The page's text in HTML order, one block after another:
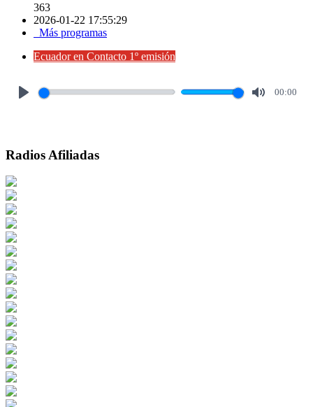
363
2026-01-22 17:55:29
Más programas
Ecuador en Contacto 1º emisión
00:00
Radios Afiliadas